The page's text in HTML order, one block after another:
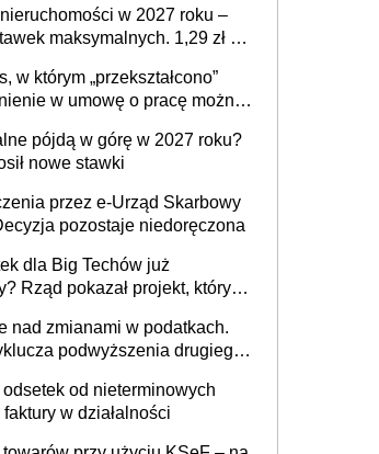
w 2027 roku –
maksymalnych. 1,29 zł za
związanych z
działalności gospodarczej
w którym „przekształcono”
w umowę o pracę można
jedynym
wyjściem
pójdą w górę w 2027 roku?
nowe stawki
przez e-Urząd Skarbowy
pozostaje niedoręczona
dla Big Techów już
Rząd pokazał projekt, który
nad zmianami w podatkach.
podwyższenia drugiego
od nieterminowych
faktury w działalności